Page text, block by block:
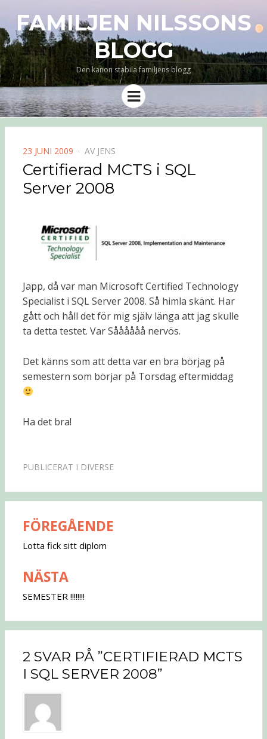
FAMILJEN NILSSONS
BLOGG
Den kanon stabila familjens blogg
Meny
PUBLICERAD
DEN
23 JUNI 2009 AV JENS
Certifierad MCTS i SQL
Server 2008
Japp, då var man Microsoft Certified Technology
Specialist i SQL Server 2008. Så himla skänt. Har
gått och håll det för mig själv länga att jag skulle
ta detta testet. Var Såååååå nervös.
Det känns som att detta var en bra börjag på
semestern som börjar på Torsdag eftermiddag
Ha det bra!
PUBLICERAT I DIVERSE
Inläggsnavigering
FÖREGÅENDE
Lotta fick sitt diplom
NÄSTA
SEMESTER !!!!!!!!
2 SVAR PÅ ”CERTIFIERAD MCTS
I SQL SERVER 2008”